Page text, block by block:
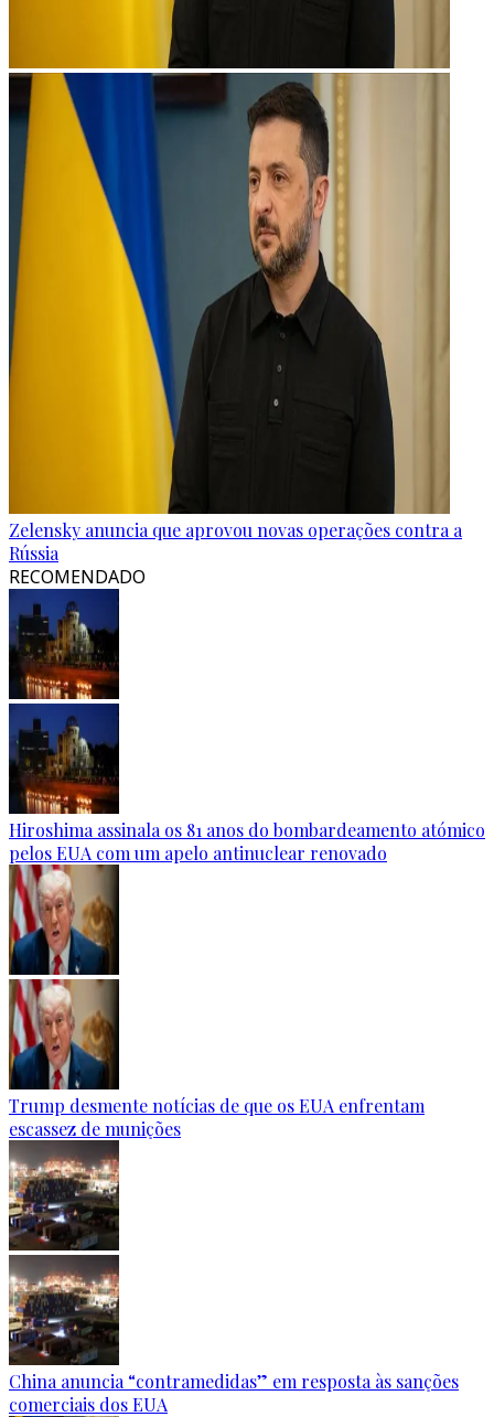
Zelensky anuncia que aprovou novas operações contra a
Rússia
RECOMENDADO
Hiroshima assinala os 81 anos do bombardeamento atómico
pelos EUA com um apelo antinuclear renovado
Trump desmente notícias de que os EUA enfrentam
escassez de munições
China anuncia “contramedidas” em resposta às sanções
comerciais dos EUA